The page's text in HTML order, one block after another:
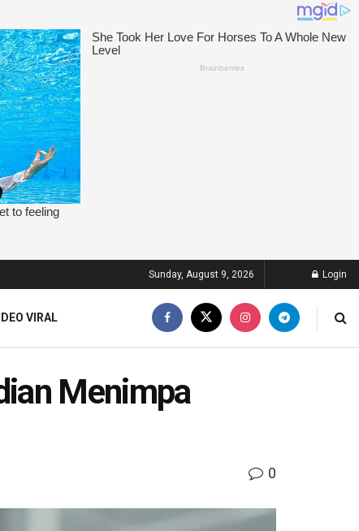
Sunday, August 9, 2026 Login
VIRAL
Menimpa
0